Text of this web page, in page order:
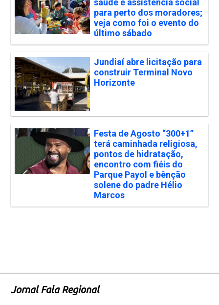
saúde e assistência social
para perto dos moradores;
veja como foi o evento do
último sábado
Jundiaí abre licitação para
construir Terminal Novo
Horizonte
Festa de Agosto “300+1”
terá caminhada religiosa,
pontos de hidratação,
encontro com fiéis do
Parque Payol e bênção
solene do padre Hélio
Marcos
Jornal Fala Regional